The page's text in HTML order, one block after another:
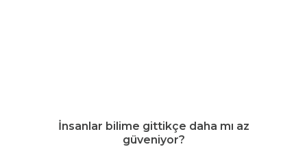
İnsanlar bilime gittikçe daha mı az
güveniyor?